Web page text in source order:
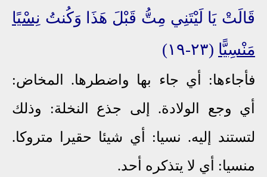
قَالَتْ يَا لَيْتَنِي مِتُّ قَبْلَ هَذَا وَكُنتُ نِسْيًا
مَنْسِيًّا (٢٣-١٩)
فأجاءها: أي جاء بها واضطرها. المخاض:
أي وجع الولادة. إلى جذع النخلة: وذلك
لتستند إليه. نسيا: أي شيئا حقيرا متروكا.
منسيا: أي لا يتذكره أحد.